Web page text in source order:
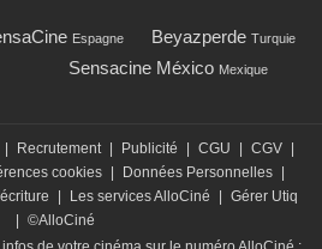
Espagne Beyazperde Turquie
Sensacine México Mexique
Recrutement Publicité CGU CGV
cookies Données Personnelles
Les services AlloCiné
Gérer Utiq
©AlloCiné